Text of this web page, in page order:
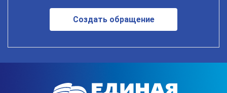
Создать обращение